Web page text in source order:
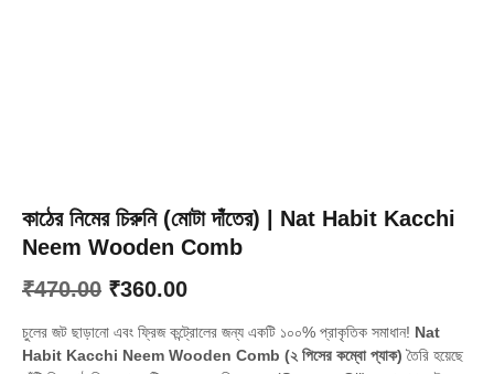
কাঠের নিমের চিরুনি (মোটা দাঁতের) | Nat Habit Kacchi
Neem Wooden Comb
₹470.00 Original
price
was:
₹360.00Current
price
is:
চুলের জট ছাড়ানো এবং ফ্রিজ কন্ট্রোলের জন্য একটি ১০০% প্রাকৃতিক সমাধান! Nat
Habit Kacchi Neem Wooden Comb (২ পিসের কম্বো প্যাক) তৈরি হয়েছে